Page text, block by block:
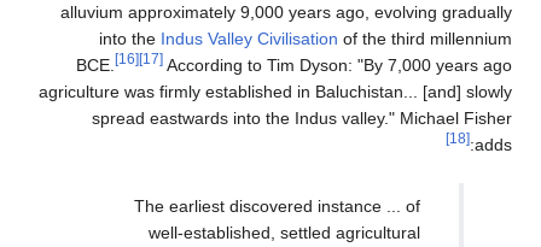
alluvium approximately 9,000 years ago, evolving gradually
into the Indus Valley Civilisation of the third millennium
BCE.
[16] [17] According to Tim Dyson: "By 7,000 years ago
agriculture was firmly established in Baluchistan... [and] slowly
spread eastwards into the Indus valley." Michael Fisher
adds:
[18]
The earliest discovered instance ... of
well-established, settled agricultural